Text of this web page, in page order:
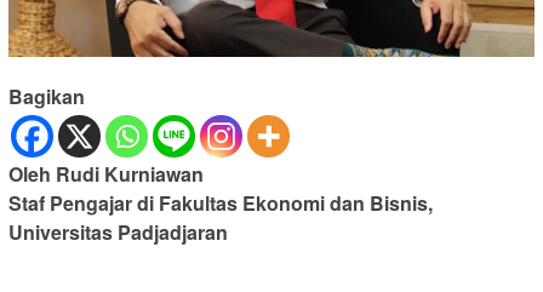
Bagikan
Oleh Rudi Kurniawan
Staf Pengajar di Fakultas Ekonomi dan Bisnis,
Universitas Padjadjaran